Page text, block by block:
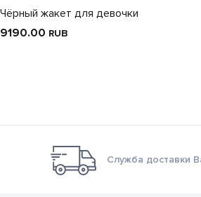
Чёрный жакет для девочки
9190.00 RUB
Служба доставки